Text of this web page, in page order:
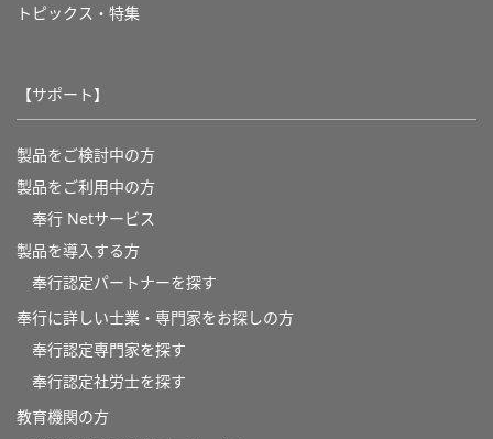
トピックス・特集
【サポート】
製品をご検討中の方
製品をご利用中の方
奉行 Netサービス
製品を導入する方
奉行認定パートナーを探す
奉行に詳しい士業・専門家をお探しの方
奉行認定専門家を探す
奉行認定社労士を探す
教育機関の方